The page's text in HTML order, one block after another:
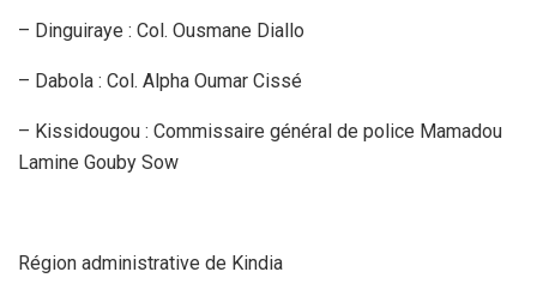
– Dinguiraye : Col. Ousmane Diallo
– Dabola : Col. Alpha Oumar Cissé
– Kissidougou : Commissaire général de police Mamadou
Lamine Gouby Sow
Région administrative de Kindia